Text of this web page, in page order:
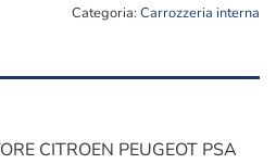
Categoria: Carrozzeria interna
CITROEN PEUGEOT PSA